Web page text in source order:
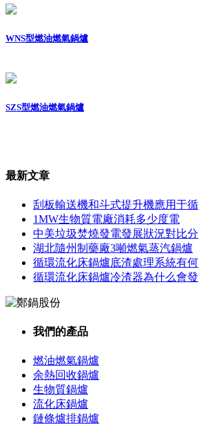
WNS型燃油燃氣鍋爐
SZS型燃油燃氣鍋爐
最新文章
刮板輸送機和斗式提升機應用于循
1MW生物質電廠消耗多少度電
中美垃圾焚燒發電發展狀況對比分
湖北隨州制藥廠3噸燃氣蒸汽鍋爐
循環流化床鍋爐底渣處理系統有何
循環流化床鍋爐冷渣器為什么會發
我們的產品
燃油燃氣鍋爐
余熱回收鍋爐
生物質鍋爐
流化床鍋爐
鏈條爐排鍋爐